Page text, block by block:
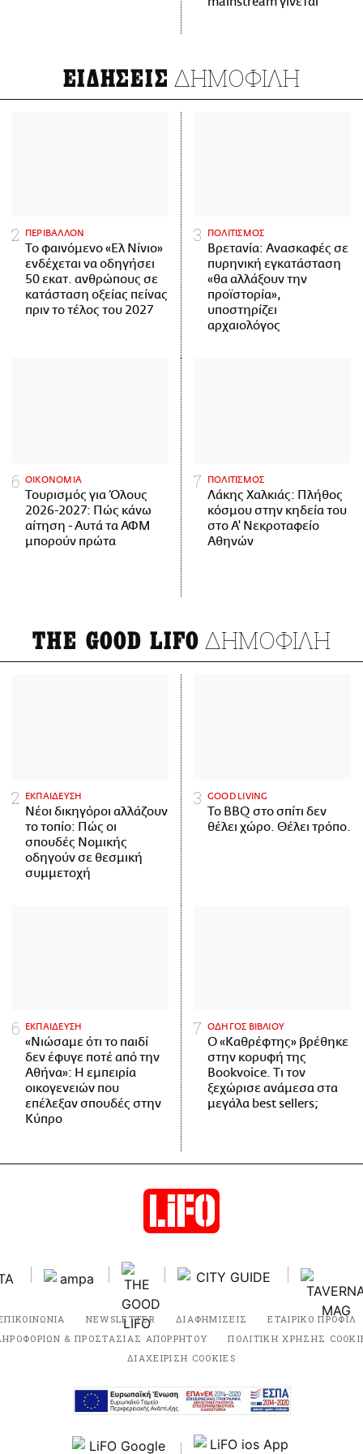
ΕΙΔΗΣΕΙΣ ΔΗΜΟΦΙΛΗ
ΠΕΡΙΒΑΛΛΟΝ
Το φαινόμενο «Ελ Νίνιο»
ενδέχεται να οδηγήσει
50 εκατ. ανθρώπους σε
κατάσταση οξείας πείνας
πριν το τέλος του 2027
ΠΟΛΙΤΙΣΜΟΣ
Βρετανία: Ανασκαφές σε
πυρηνική εγκατάσταση
«θα αλλάξουν την
προϊστορία»,
υποστηρίζει
αρχαιολόγος
ΟΙΚΟΝΟΜΙΑ
Τουρισμός για Όλους
2026-2027: Πώς κάνω
αίτηση - Αυτά τα ΑΦΜ
μπορούν πρώτα
ΠΟΛΙΤΙΣΜΟΣ
Λάκης Χαλκιάς: Πλήθος
κόσμου στην κηδεία του
στο Α' Νεκροταφείο
Αθηνών
THE GOOD LIFO ΔΗΜΟΦΙΛΗ
ΕΚΠΑΙΔΕΥΣΗ
Νέοι δικηγόροι αλλάζουν
το τοπίο: Πώς οι
σπουδές Νομικής
οδηγούν σε θεσμική
συμμετοχή
GOOD LIVING
Το BBQ στο σπίτι δεν
θέλει χώρο. Θέλει τρόπο.
ΕΚΠΑΙΔΕΥΣΗ
«Νιώσαμε ότι το παιδί
δεν έφυγε ποτέ από την
Αθήνα»: Η εμπειρία
οικογενειών που
επέλεξαν σπουδές στην
Κύπρο
ΟΔΗΓΟΣ ΒΙΒΛΙΟΥ
Ο «Καθρέφτης» βρέθηκε
στην κορυφή της
Bookvoice. Τι τον
ξεχώρισε ανάμεσα στα
μεγάλα best sellers;
NEWSLETTER ΔΙΑΦΗΜΙΣΕΙΣ
ΕΤΑΙΡΙΚΟ ΠΡΟΦΙΛ
& ΠΡΟΣΤΑΣΙΑΣ ΑΠΟΡΡΗΤΟΥ
ΠΟΛΙΤΙΚΗ ΧΡΗΣΗΣ
ΔΙΑΧΕΙΡΙΣΗ COOKIES